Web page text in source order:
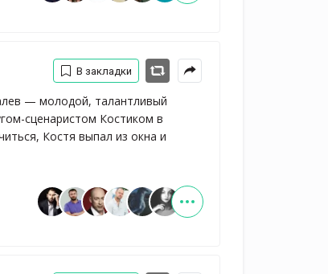
— молодой, талантливый
сценаристом Костиком в
Костя выпал из окна и
В закладки